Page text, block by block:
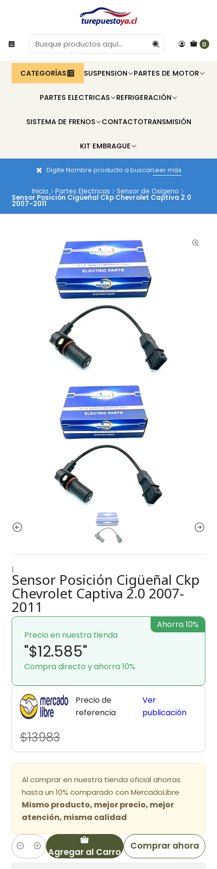
0
CATEGORÍAS SUSPENSION PARTES DE MOTOR
PARTES ELECTRICAS REFRIGERACIÓN
SISTEMA DE FRENOS CONTACTOTRANSMISIÓN
KIT EMBRAGUE
Digite Nombre producto a buscarLeer más
Inicio Partes Electricas Sensor de Oxigeno
Sensor Posición Cigüeñal Ckp Chevrolet Captiva 2.0
2007-2011
|
Sensor Posición Cigüeñal Ckp
Chevrolet Captiva 2.0 2007-
2011
Precio en nuestra tienda
"$12.585"
Compra directo y ahorra 10%
Ahorra 10%
Precio de
referencia
$13983
Ver
publicación
Al comprar en nuestra tienda oficial ahorras
hasta un 10% comparado con MercadoLibre
Mismo producto, mejor precio, mejor
atención, misma calidad
Cantidad Agregar al Carro
Comprar ahora